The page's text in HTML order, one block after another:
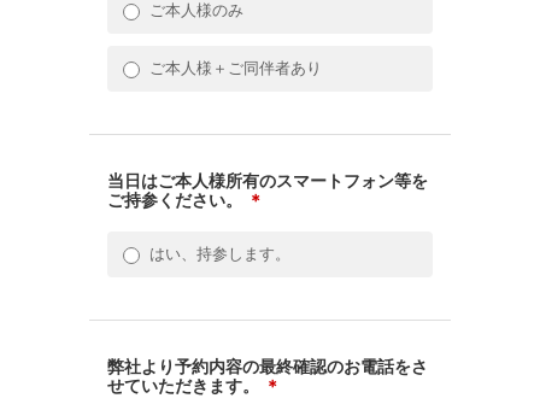
ご本人様のみ
ご本人様＋ご同伴者あり
当日はご本人様所有のスマートフォン等を
ご持参ください。
＊
はい、持参します。
弊社より予約内容の最終確認のお電話をさ
せていただきます。
＊